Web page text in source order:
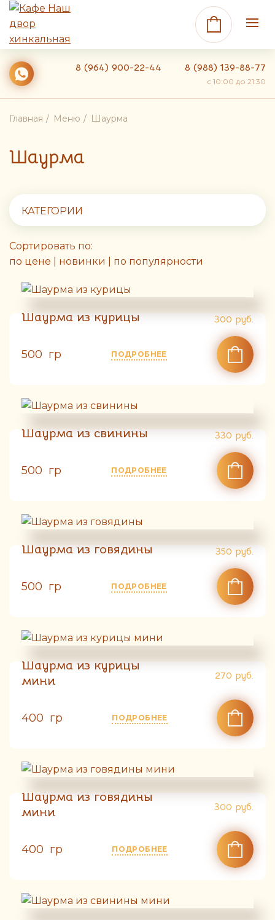
8 (964) 900-22-44 8 (988) 139-88-77
c 10:00 до 21:30
Главная Меню Шаурма
Шаурма
КАТЕГОРИИ
Сортировать по:
по цене
новинки по популярности
Шаурма из курицы 300 руб.
500 гр ПОДРОБНЕЕ
Шаурма из свинины 330 руб.
500 гр ПОДРОБНЕЕ
Шаурма из говядины 350 руб.
500 гр ПОДРОБНЕЕ
Шаурма из курицы
мини
270 руб.
400 гр ПОДРОБНЕЕ
Шаурма из говядины
мини
300 руб.
400 гр ПОДРОБНЕЕ